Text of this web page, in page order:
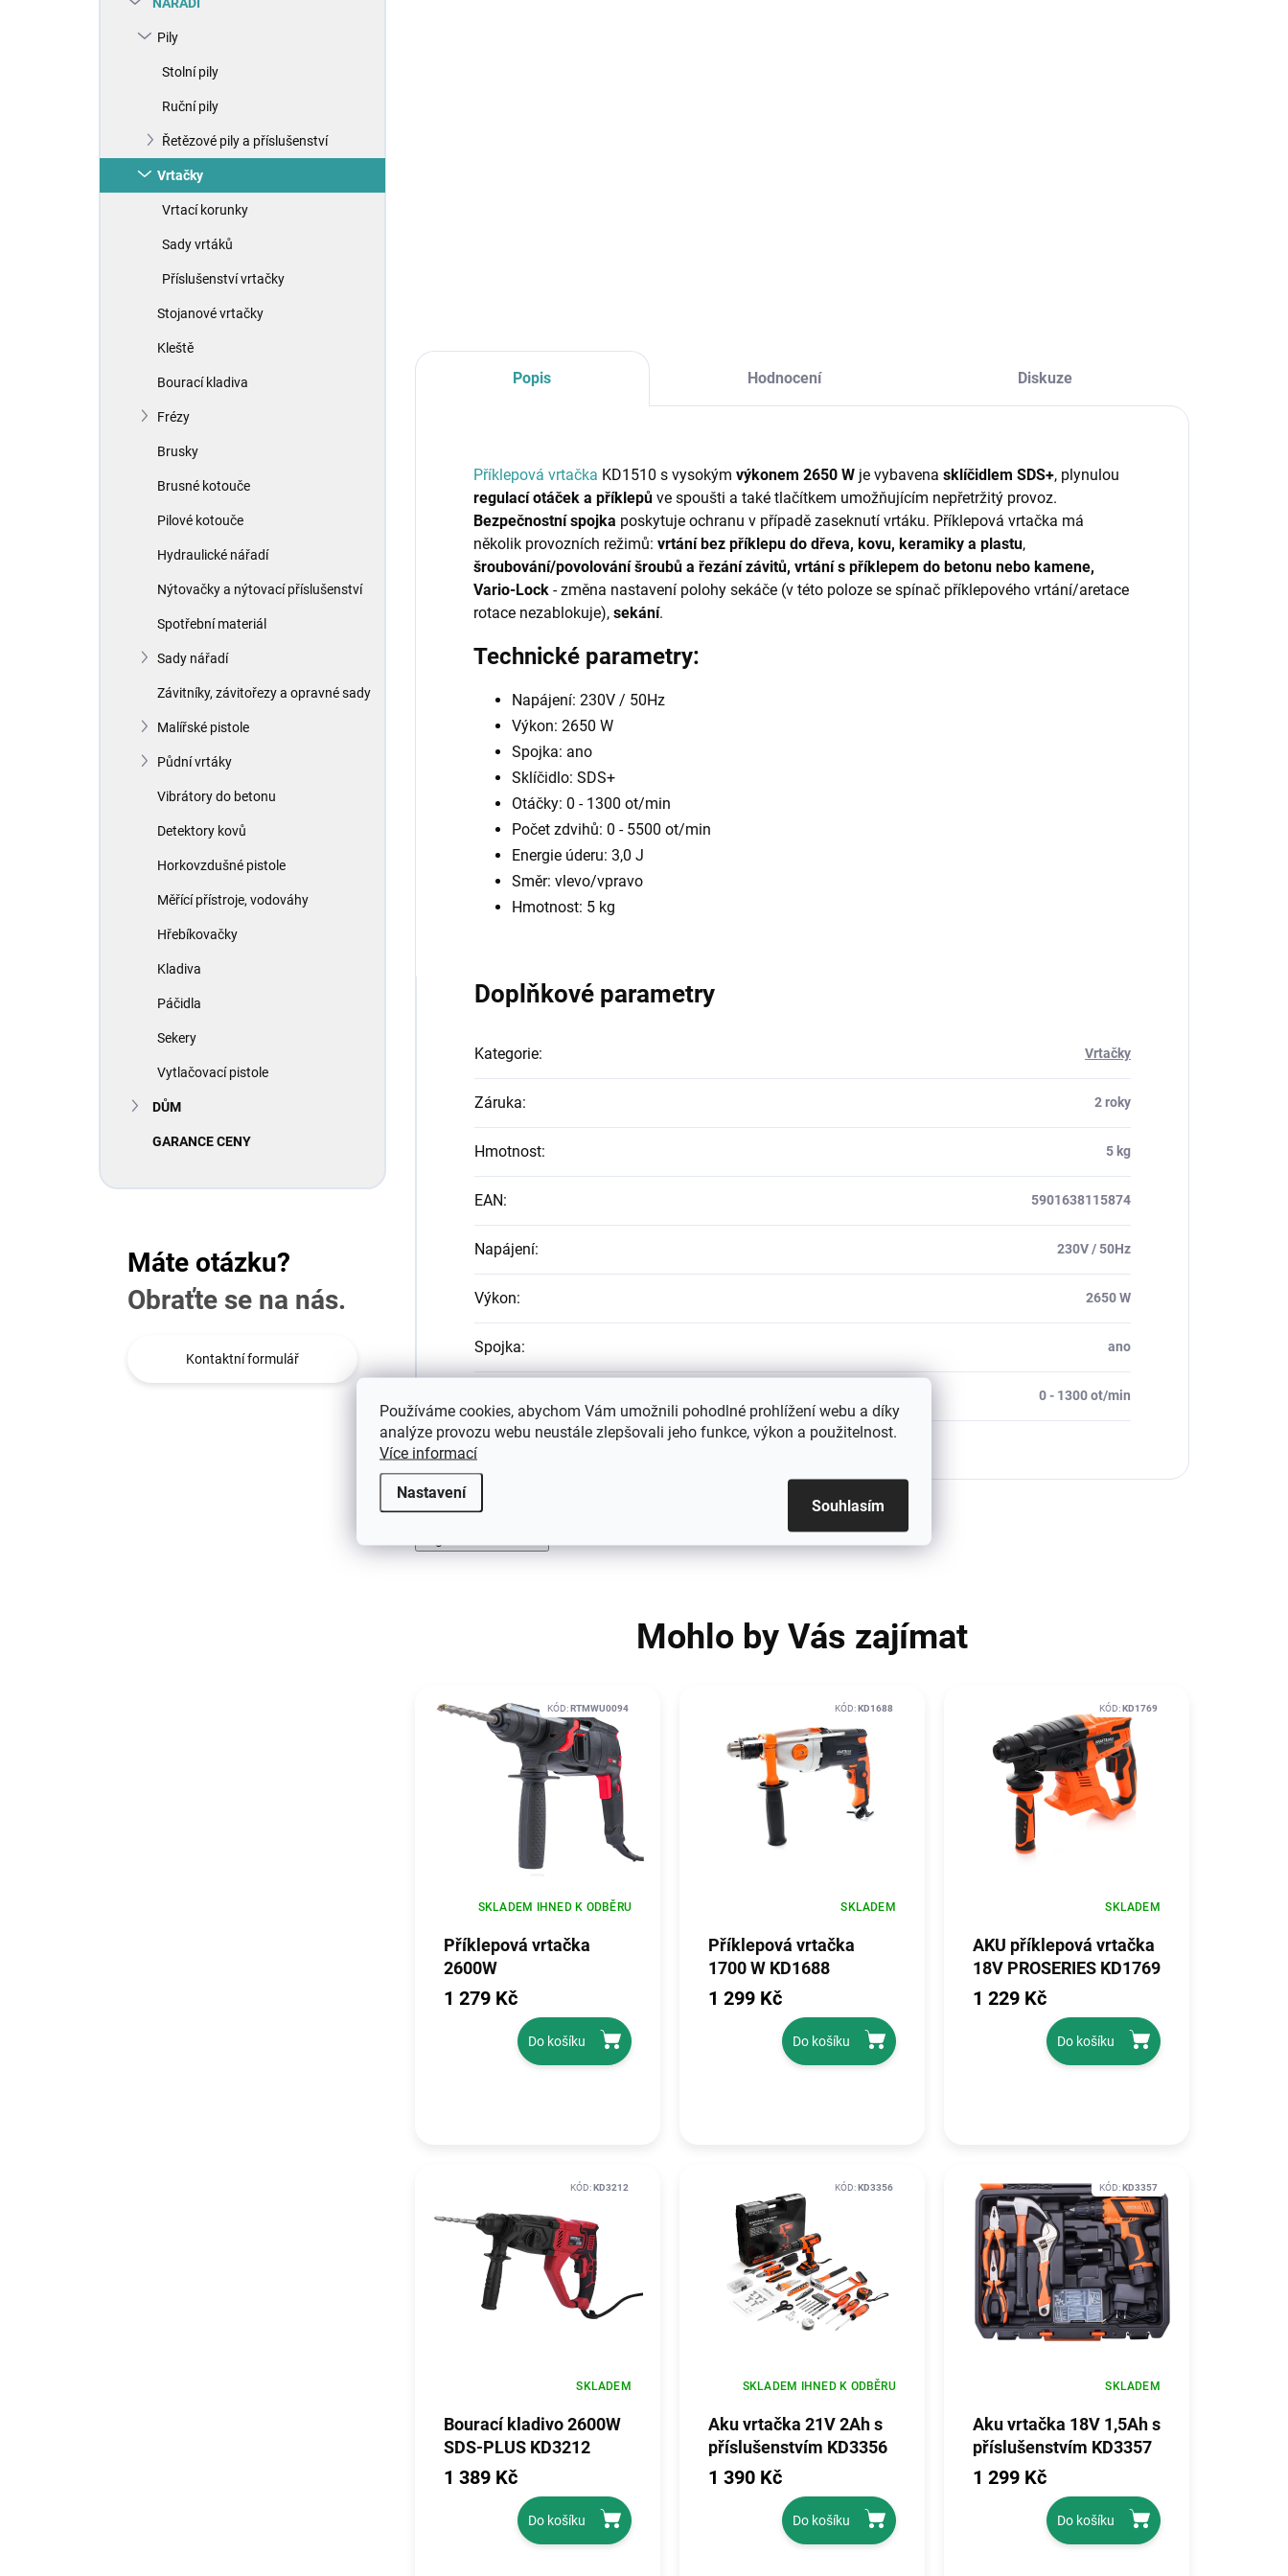
Používáme cookies, abychom Vám umožnili pohodlné prohlížení webu a díky
analýze provozu webu neustále zlepšovali jeho funkce, výkon a použitelnost.
Více informací
Nastavení
Souhlasím
Pily
Stolní pily
Ruční pily
Řetězové pily a příslušenství
Vrtačky
Vrtací korunky
Sady vrtáků
Příslušenství vrtačky
Stojanové vrtačky
Kleště
Bourací kladiva
Frézy
Brusky
Brusné kotouče
Pilové kotouče
Hydraulické nářadí
Nýtovačky a nýtovací příslušenství
Spotřební materiál
Sady nářadí
Závitníky, závitořezy a opravné sady
Malířské pistole
Půdní vrtáky
Vibrátory do betonu
Detektory kovů
Horkovzdušné pistole
Měřící přístroje, vodováhy
Hřebíkovačky
Kladiva
Páčidla
Sekery
Vytlačovací pistole
DŮM
GARANCE CENY
Máte otázku?
Obraťte se na nás.
Kontaktní formulář
Popis Hodnocení Diskuze
Příklepová vrtačka KD1510 s vysokým výkonem 2650 W je vybavena sklíčidlem SDS+, plynulou
regulací otáček a příklepů ve spoušti a také tlačítkem umožňujícím nepřetržitý provoz.
Bezpečnostní spojka poskytuje ochranu v případě zaseknutí vrtáku. Příklepová vrtačka má
několik provozních režimů: vrtání bez příklepu do dřeva, kovu, keramiky a plastu,
šroubování/povolování šroubů a řezání závitů, vrtání s příklepem do betonu nebo kamene,
Vario-Lock - změna nastavení polohy sekáče (v této poloze se spínač příklepového vrtání/aretace
rotace nezablokuje), sekání.
Technické parametry:
Napájení: 230V / 50Hz
Výkon: 2650 W
Spojka: ano
Sklíčidlo: SDS+
Otáčky: 0 - 1300 ot/min
Počet zdvihů: 0 - 5500 ot/min
Energie úderu: 3,0 J
Směr: vlevo/vpravo
Hmotnost: 5 kg
Doplňkové parametry
Kategorie: Vrtačky
Záruka: 2 roky
Hmotnost: 5 kg
EAN: 5901638115874
Napájení: 230V / 50Hz
Výkon: 2650 W
Spojka: ano
0 - 1300 ot/min
Mohlo by Vás zajímat
Příklepová vrtačka
2600W
SKLADEM IHNED K ODBĚRU
1 279 Kč
Do košíku
KÓD:RTMWU0094
Příklepová vrtačka
1700 W KD1688
SKLADEM
1 299 Kč
Do košíku
KÓD:KD1688
AKU příklepová vrtačka
18V PROSERIES KD1769
SKLADEM
1 229 Kč
Do košíku
KÓD:KD1769
Bourací kladivo 2600W
SDS-PLUS KD3212
SKLADEM
1 389 Kč
Do košíku
KÓD:KD3212
Aku vrtačka 21V 2Ah s
příslušenstvím KD3356
SKLADEM IHNED K ODBĚRU
1 390 Kč
Do košíku
KÓD:KD3356
Aku vrtačka 18V 1,5Ah s
příslušenstvím KD3357
SKLADEM
1 299 Kč
Do košíku
KÓD:KD3357